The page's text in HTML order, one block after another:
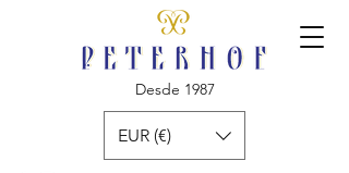
Desde 1987
EUR (€)